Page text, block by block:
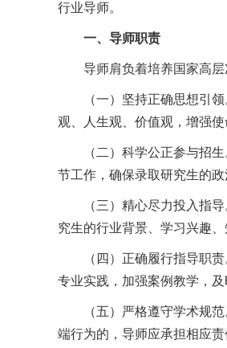
行业导师。
一、导师职责
导师肩负着培养国家高
（一）坚持正确思想引
观、人生观、价值观，增强
（二）科学公正参与招
节工作，确保录取研究生的政
（三）精心尽力投入指
究生的行业背景、学习兴趣
（四）正确履行指导职
专业实践，加强案例教学，
（五）严格遵守学术规
端行为的，导师应承担相应责